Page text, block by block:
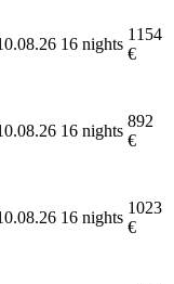
16 nights
1154
€
16 nights
892
€
16 nights
1023
€